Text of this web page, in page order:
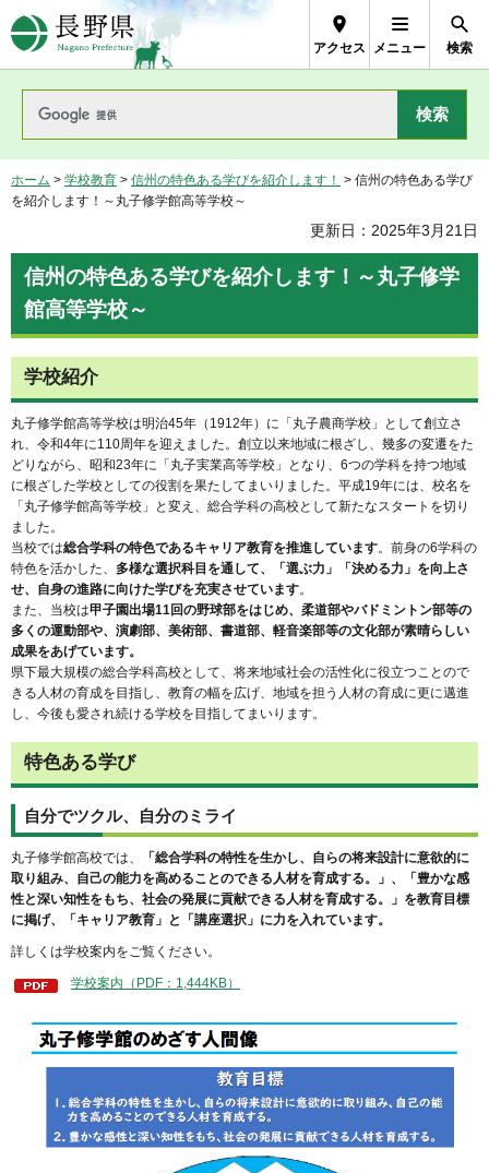
長野県Nagano Prefecture
アクセス メニュー 検索
ホーム > 学校教育 > 信州の特色ある学びを紹介します！ > 信州の特色ある学び
を紹介します！～丸子修学館高等学校～
更新日：2025年3月21日
信州の特色ある学びを紹介します！～丸子修学
館高等学校～
学校紹介
丸子修学館高等学校は明治45年（1912年）に「丸子農商学校」として創立さ
れ、令和4年に110周年を迎えました。創立以来地域に根ざし、幾多の変遷をた
どりながら、昭和23年に「丸子実業高等学校」となり、6つの学科を持つ地域
に根ざした学校としての役割を果たしてまいりました。平成19年には、校名を
「丸子修学館高等学校」と変え、総合学科の高校として新たなスタートを切り
ました。
当校では総合学科の特色であるキャリア教育を推進しています。前身の6学科の
特色を活かした、 多様な選択科目を通して、「選ぶ力」「決める力」を向上さ
せ、自身の進路に向けた学びを充実させています。
また、当校は甲子園出場11回の野球部をはじめ、柔道部やバドミントン部等の
多くの運動部や、演劇部、美術部、書道部、軽音楽部等の文化部が素晴らしい
成果をあげています。
県下最大規模の総合学科高校として、将来地域社会の活性化に役立つことので
きる人材の育成を目指し、教育の幅を広げ、地域を担う人材の育成に更に邁進
し、今後も愛され続ける学校を目指してまいります。
特色ある学び
自分でツクル、自分のミライ
丸子修学館高校では、
「総合学科の特性を生かし、自らの将来設計に意欲的に
取り組み、自己の能力を高めることのできる人材を育成する。」、「豊かな感
性と深い知性をもち、社会の発展に貢献できる人材を育成する。」を教育目標
に掲げ、「キャリア教育」と「講座選択」に力を入れています。
詳しくは学校案内をご覧ください。
学校案内（PDF：1,444KB）